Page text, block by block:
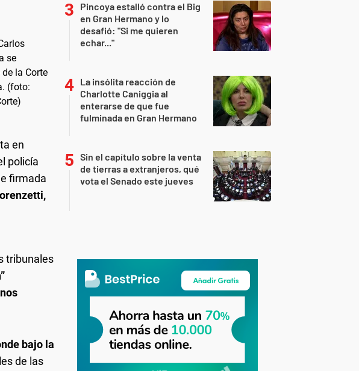
en
policía
firmada
tribunales
bajo la
de las
Pincoya estalló contra el Big
en Gran Hermano y lo
desafió: "Si me quieren
echar..."
La insólita reacción de
Charlotte Caniggia al
enterarse de que fue
fulminada en Gran Hermano
Sin el capítulo sobre la venta
de tierras a extranjeros, qué
vota el Senado este jueves